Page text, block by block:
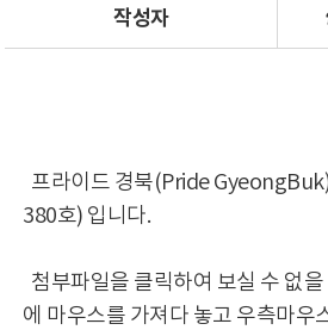
작성자
프라이드 경북(Pride
380호) 입니다.
첨부파일을 클릭하여 보실 수 없
에 마우스를 가져다 놓고 우측마우